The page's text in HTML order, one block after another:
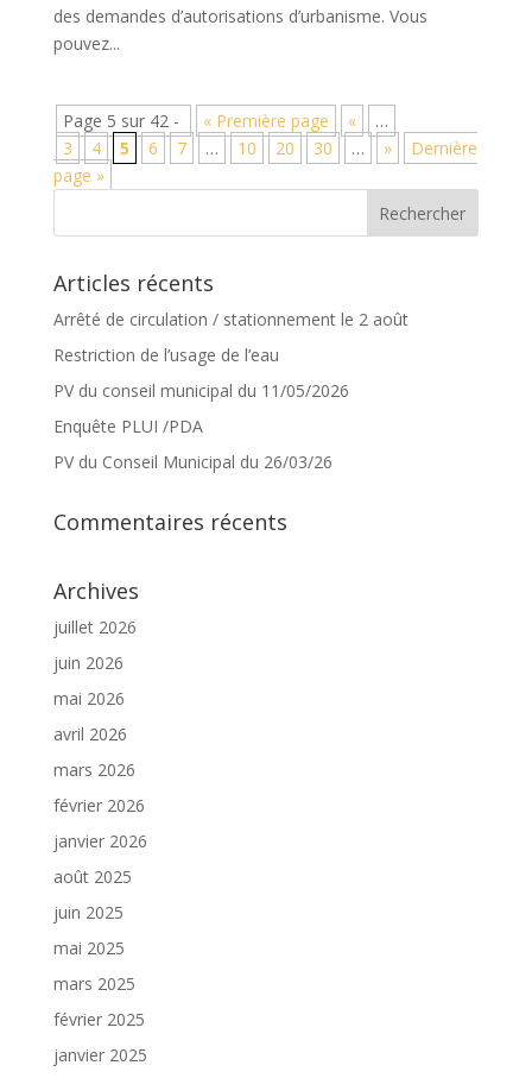
des demandes d’autorisations d’urbanisme. Vous
pouvez...
Page 5 sur 42 - « Première page «
…
3
4 5 6 7 … 10 20 30 … »
Dernière
page »
Articles récents
Arrêté de circulation / stationnement le 2 août
Restriction de l’usage de l’eau
PV du conseil municipal du 11/05/2026
Enquête PLUI /PDA
PV du Conseil Municipal du 26/03/26
Commentaires récents
Archives
juillet 2026
juin 2026
mai 2026
avril 2026
mars 2026
février 2026
janvier 2026
août 2025
juin 2025
mai 2025
mars 2025
février 2025
janvier 2025